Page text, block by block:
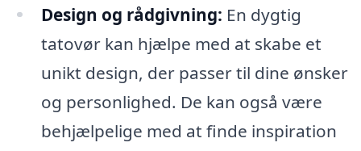
Design og rådgivning: En dygtig
tatovør kan hjælpe med at skabe et
unikt design, der passer til dine ønsker
og personlighed. De kan også være
behjælpelige med at finde inspiration